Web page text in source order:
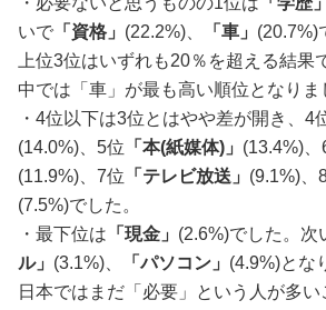
いで 「資格」 (22.2%)、 「車」 (20.7%)
上位3位はいずれも20％を超える結果
中では「車」が最も高い順位となりま
・4位以下は3位とはやや差が開き、4
(14.0%)、5位 「本(紙媒体) 」 (13.4%)、
(11.9%)、7位 「テレビ放送」 (9.1%)、
(7.5%)でした。
・最下位は 「現金」 (2.6%)でした。次
ル」 (3.1%)、 「パソコン」 (4.9%)とな
日本ではまだ「必要」という人が多い